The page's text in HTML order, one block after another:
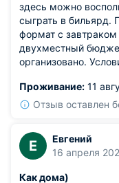
здесь можно
сыграть в бильярд.
формат с
двухместный
организовано.
Проживание: 11
Отзыв оставлен
Е
Евгений
16 апреля
Как дома)